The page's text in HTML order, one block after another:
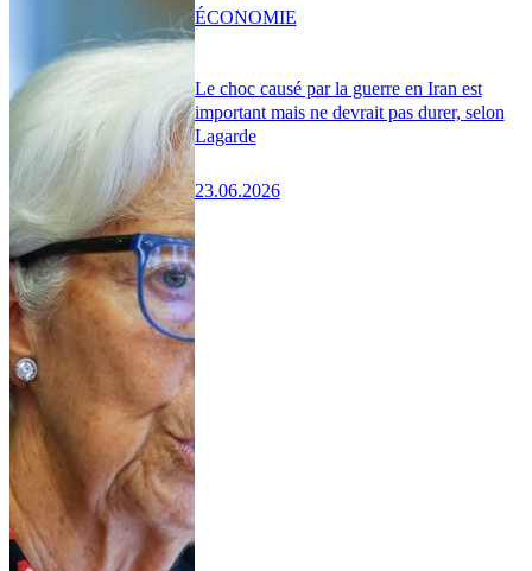
Le choc causé par la guerre en Iran est
important mais ne devrait pas durer, selon
Lagarde
23.06.2026
ÉCONOMIE